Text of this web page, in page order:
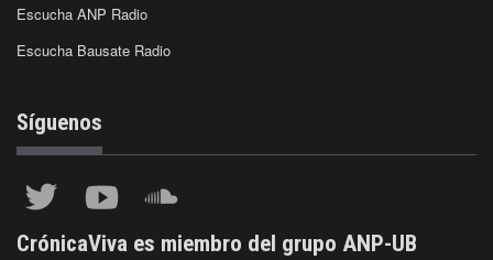
Escucha ANP Radio
Escucha Bausate Radio
Síguenos
CrónicaViva es miembro del grupo ANP-UB